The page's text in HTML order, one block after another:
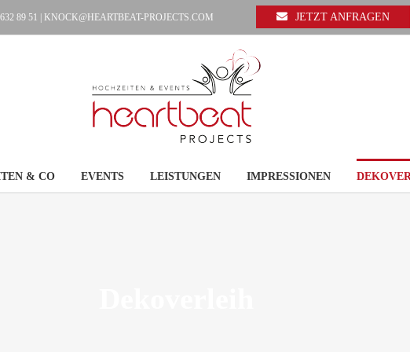
89 51 | KNOCK@HEARTBEAT-PROJECTS.COM JETZT ANFRAGEN
& CO EVENTS LEISTUNGEN IMPRESSIONEN